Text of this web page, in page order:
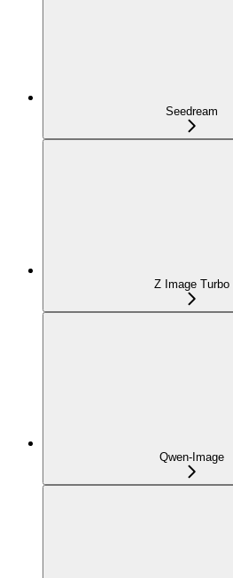
Seedream
Z Image Turbo
Qwen-Image